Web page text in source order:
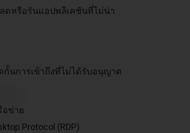
ดหรือรันแอปพลิเคชันที่ไม่น่า
กั้นการเข้าถึงที่ไม่ได้รับอนุญาต
อข่าย
Protocol (RDP)